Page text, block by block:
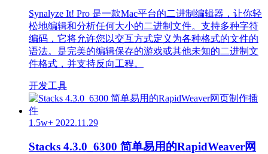
Synalyze It! Pro 是一款Mac平台的二进制编辑器，让你轻
松地编辑和分析任何大小的二进制文件。支持多种字符
编码，它将允许您以交互方式定义为各种格式的文件的
语法。是完美的编辑保存的游戏或其他未知的二进制文
件格式，并支持反向工程。
开发工具
1.5w+ 2022.11.29
Stacks 4.3.0_6300 简单易用的RapidWeaver网